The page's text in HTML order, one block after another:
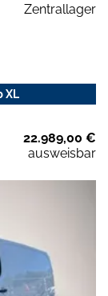
Zentrallager
XL
22.989,00 €
ausweisbar